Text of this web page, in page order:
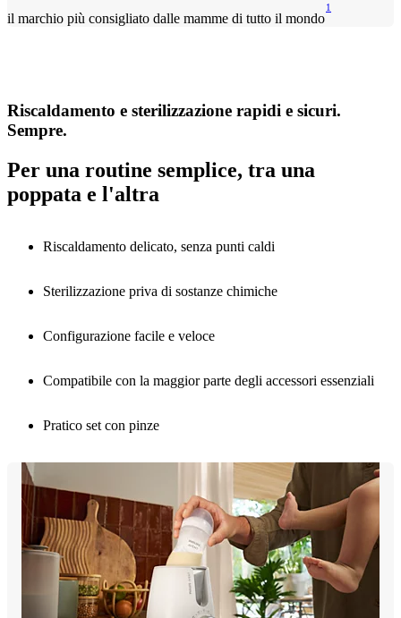
il marchio più consigliato dalle mamme di tutto il mondo
1
Riscaldamento e sterilizzazione rapidi e sicuri.
Sempre.
Per una routine semplice, tra una
poppata e l'altra
Riscaldamento delicato, senza punti caldi
Sterilizzazione priva di sostanze chimiche
Configurazione facile e veloce
Compatibile con la maggior parte degli accessori essenziali
Pratico set con pinze